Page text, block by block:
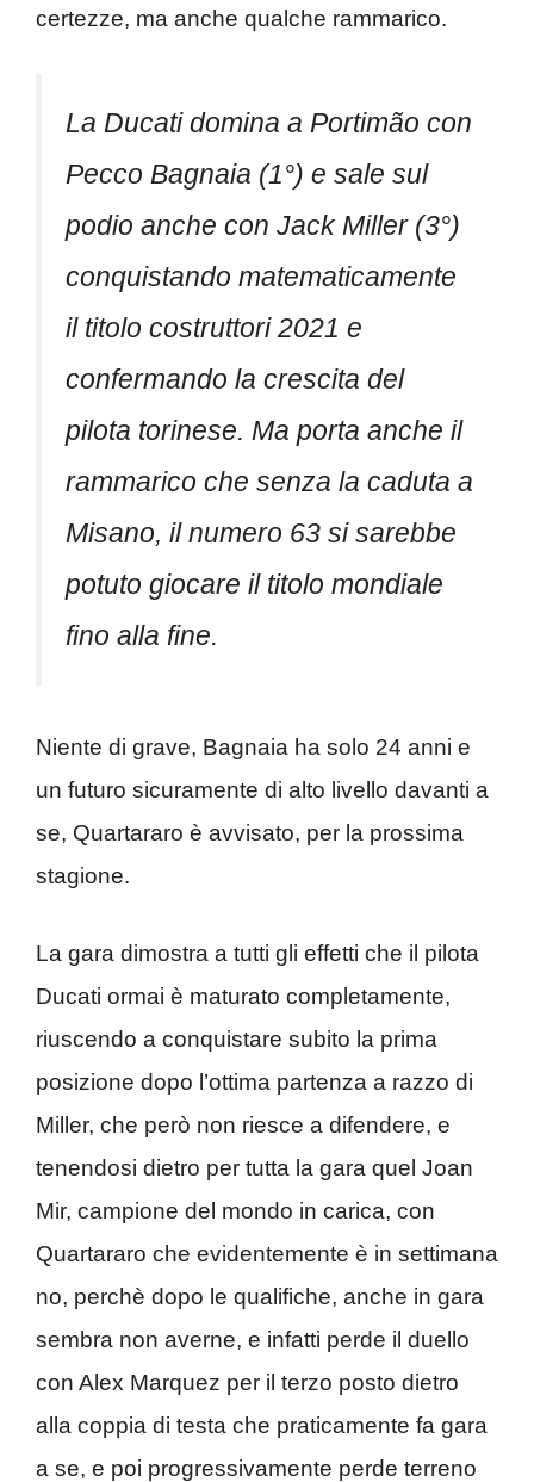
certezze, ma anche qualche rammarico.
La Ducati domina a Portimão con
Pecco Bagnaia (1°) e sale sul
podio anche con Jack Miller (3°)
conquistando matematicamente
il titolo costruttori 2021 e
confermando la crescita del
pilota torinese. Ma porta anche il
rammarico che senza la caduta a
Misano, il numero 63 si sarebbe
potuto giocare il titolo mondiale
fino alla fine.
Niente di grave, Bagnaia ha solo 24 anni e
un futuro sicuramente di alto livello davanti a
se, Quartararo è avvisato, per la prossima
stagione.
La gara dimostra a tutti gli effetti che il pilota
Ducati ormai è maturato completamente,
riuscendo a conquistare subito la prima
posizione dopo l’ottima partenza a razzo di
Miller, che però non riesce a difendere, e
tenendosi dietro per tutta la gara quel Joan
Mir, campione del mondo in carica, con
Quartararo che evidentemente è in settimana
no, perchè dopo le qualifiche, anche in gara
sembra non averne, e infatti perde il duello
con Alex Marquez per il terzo posto dietro
alla coppia di testa che praticamente fa gara
a se, e poi progressivamente perde terreno